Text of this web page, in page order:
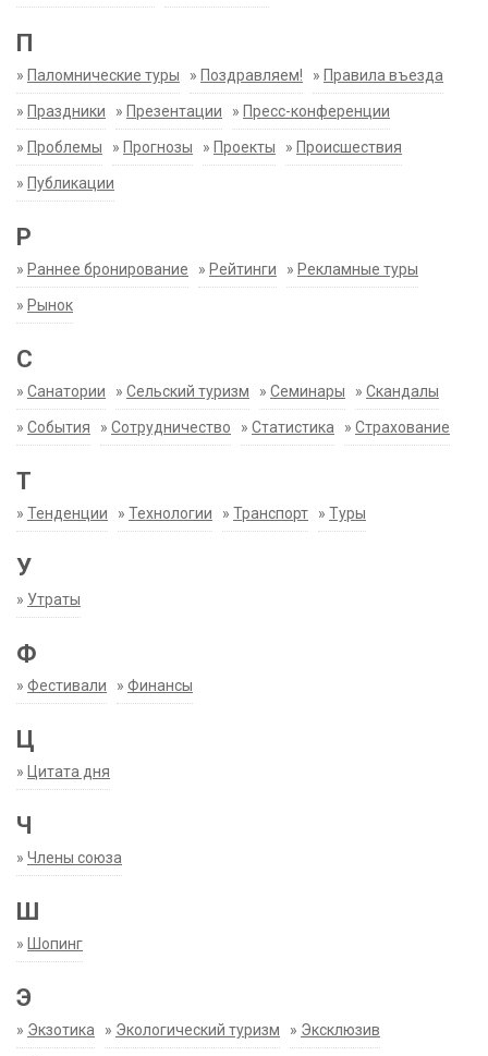
П
» Паломнические туры » Поздравляем! » Правила въезда
» Праздники » Презентации » Пресс-конференции
» Проблемы » Прогнозы » Проекты » Происшествия
» Публикации
Р
» Раннее бронирование » Рейтинги » Рекламные туры
» Рынок
С
» Санатории » Сельский туризм » Семинары » Скандалы
» События » Сотрудничество » Статистика » Страхование
Т
» Тенденции » Технологии » Транспорт » Туры
У
» Утраты
Ф
» Фестивали » Финансы
Ц
» Цитата дня
Ч
» Члены союза
Ш
» Шопинг
Э
» Экзотика » Экологический туризм » Эксклюзив